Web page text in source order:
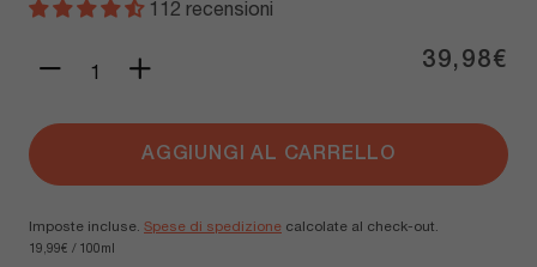
112 recensioni
Diminuisci quantità per
Aumenta quantità39,98€
AGGIUNGI AL CARRELLO
Imposte incluse. Spese di spedizione calcolate al check-out.
19,99€ / 100ml